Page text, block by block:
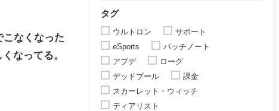
こなくなった
なってる。
タグ
ウルトロン
サポート
eSports
パッチノート
アプデ
ローグ
デッドプール
課金
スカーレット・ウィッチ
ティアリスト